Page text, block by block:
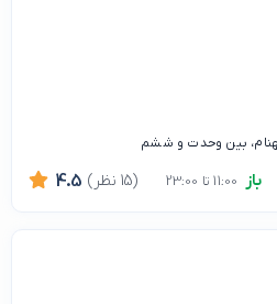
بهنام، بین وحدت و ششم
باز 4.5 (15 نظر)